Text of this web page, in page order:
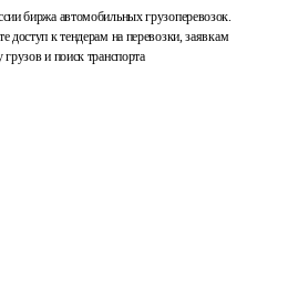
биржа автомобильных грузоперевозок.
доступ к тендерам на перевозки, заявкам
грузов и поиск транспорта